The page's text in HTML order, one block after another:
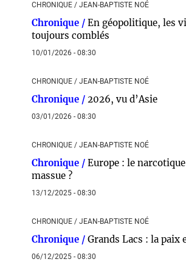
CHRONIQUE / JEAN-BAPTISTE NOÉ
Chronique / En géopolitique, les
toujours comblés
10/01/2026 - 08:30
CHRONIQUE / JEAN-BAPTISTE NOÉ
Chronique / 2026, vu d’Asie
03/01/2026 - 08:30
CHRONIQUE / JEAN-BAPTISTE NOÉ
Chronique / Europe : le
massue ?
13/12/2025 - 08:30
CHRONIQUE / JEAN-BAPTISTE NOÉ
Chronique / Grands Lacs : la paix
06/12/2025 - 08:30